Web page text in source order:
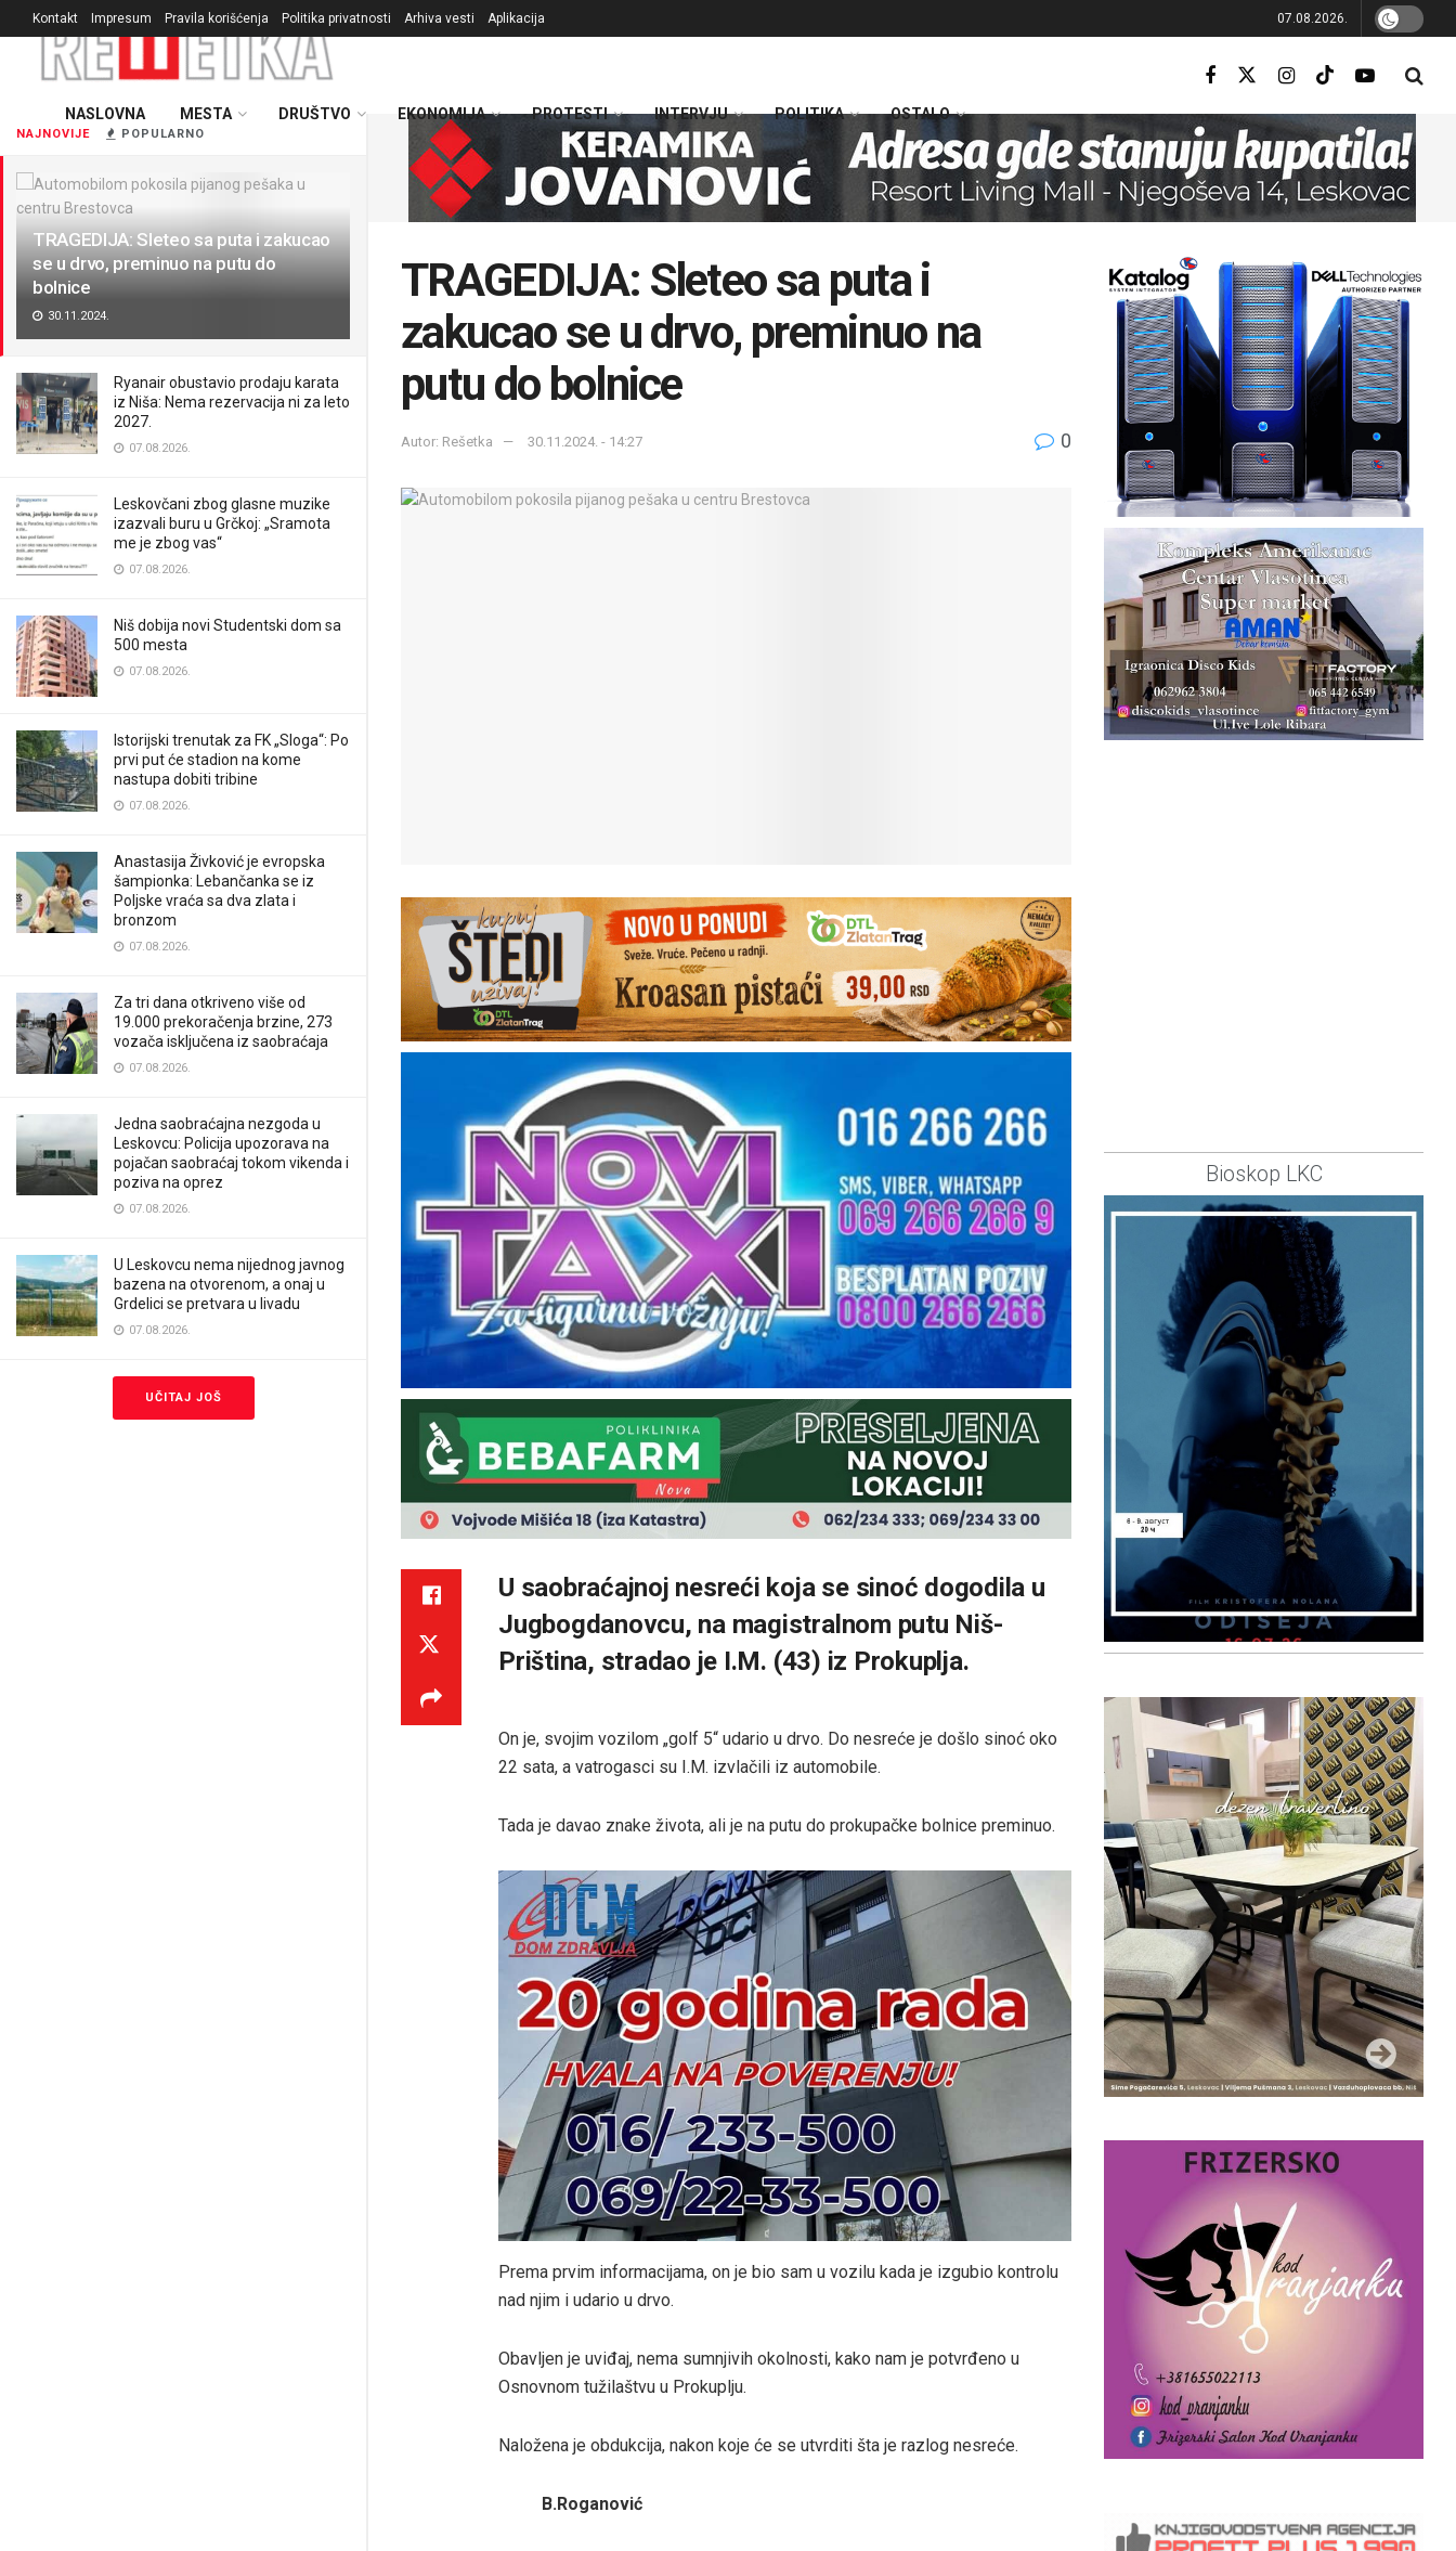
NAJNOVIJE POPULARNO
TRAGEDIJA: Sleteo sa puta i zakucao
se u drvo, preminuo na putu do
bolnice
30.11.2024.
Ryanair obustavio prodaju karata
iz Niša: Nema rezervacija ni za leto
2027.
07.08.2026.
Leskovčani zbog glasne muzike
izazvali buru u Grčkoj: „Sramota
me je zbog vas“
07.08.2026.
Niš dobija novi Studentski dom sa
500 mesta
07.08.2026.
Istorijski trenutak za FK „Sloga“: Po
prvi put će stadion na kome
nastupa dobiti tribine
07.08.2026.
Anastasija Živković je evropska
šampionka: Lebančanka se iz
Poljske vraća sa dva zlata i
bronzom
07.08.2026.
Za tri dana otkriveno više od
19.000 prekoračenja brzine, 273
vozača isključena iz saobraćaja
07.08.2026.
Jedna saobraćajna nezgoda u
Leskovcu: Policija upozorava na
pojačan saobraćaj tokom vikenda i
poziva na oprez
07.08.2026.
U Leskovcu nema nijednog javnog
bazena na otvorenom, a onaj u
Grdelici se pretvara u livadu
07.08.2026.
UČITAJ JOŠ
Kontakt Impresum Pravila korišćenja Politika privatnosti Arhiva vesti Aplikacija 07.08.2026.
NASLOVNA MESTA DRUŠTVO EKONOMIJA PROTESTI INTERVJU POLITIKA OSTALO
TRAGEDIJA: Sleteo sa puta i
zakucao se u drvo, preminuo na
putu do bolnice
Autor: Rešetka 30.11.2024. - 14:27 0
U saobraćajnoj nesreći koja se sinoć dogodila u
Jugbogdanovcu, na magistralnom putu Niš-
Priština, stradao je I.M. (43) iz Prokuplja.
On je, svojim vozilom „golf 5“ udario u drvo. Do nesreće je došlo sinoć oko
22 sata, a vatrogasci su I.M. izvlačili iz automobile.
Tada je davao znake života, ali je na putu do prokupačke bolnice preminuo.
Prema prvim informacijama, on je bio sam u vozilu kada je izgubio kontrolu
nad njim i udario u drvo.
Obavljen je uviđaj, nema sumnjivih okolnosti, kako nam je potvrđeno u
Osnovnom tužilaštvu u Prokuplju.
Naložena je obdukcija, nakon koje će se utvrditi šta je razlog nesreće.
B.Roganović
Bioskop LKC